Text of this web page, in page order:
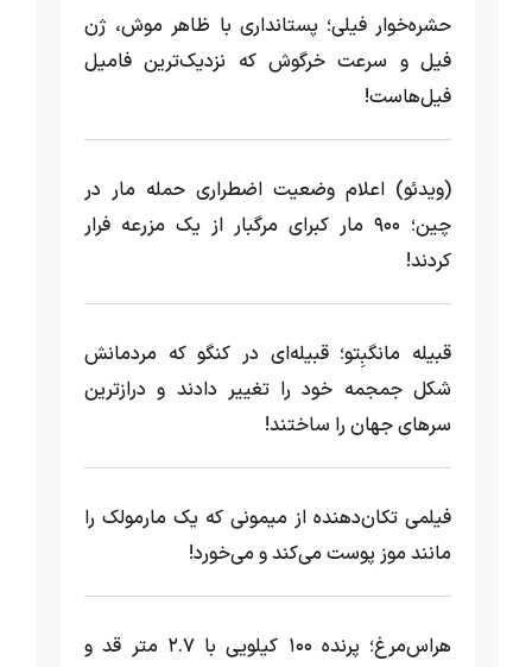
حشره‌خوار فیلی؛ پستانداری با ظاهر موش، ژن
فیل و سرعت خرگوش که نزدیک‌ترین فامیل
فیل‌هاست!
(ویدئو) اعلام وضعیت اضطراری حمله مار‌ در
چین؛ ۹۰۰ مار کبرای مرگبار از یک مزرعه‌ فرار
کردند!
قبیله مانگبِتو؛ قبیله‌ای در کنگو که مردمانش
شکل جمجمه خود را تغییر دادند و درازترین
سرهای جهان را ساختند!
فیلمی تکان‌دهنده از میمونی که یک مارمولک را
مانند موز پوست می‌کند و می‌خورد!
هراس‌مرغ؛ پرنده ۱۰۰ کیلویی با ۲.۷ متر قد و